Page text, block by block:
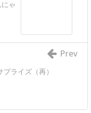
ゃ
ライズ（再）
Prev